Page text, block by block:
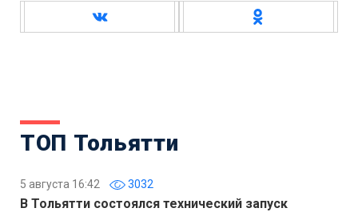
ТОП Тольятти
5 августа 16:42 3032
В Тольятти состоялся технический запуск